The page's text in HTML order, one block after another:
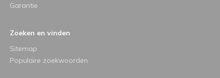
Garantie
Zoeken en vinden
Sitemap
Populaire zoekwoorden